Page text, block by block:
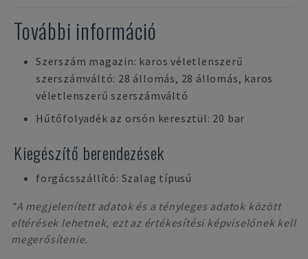
További információ
Szerszám magazin: karos véletlenszerű
szerszámváltó: 28 állomás, 28 állomás, karos
véletlenszerű szerszámváltó
Hűtőfolyadék az orsón keresztül: 20 bar
Kiegészítő berendezések
forgácsszállító: Szalag típusú
*A megjelenített adatok és a tényleges adatok között
eltérések lehetnek, ezt az értékesítési képviselőnek kell
megerősítenie.